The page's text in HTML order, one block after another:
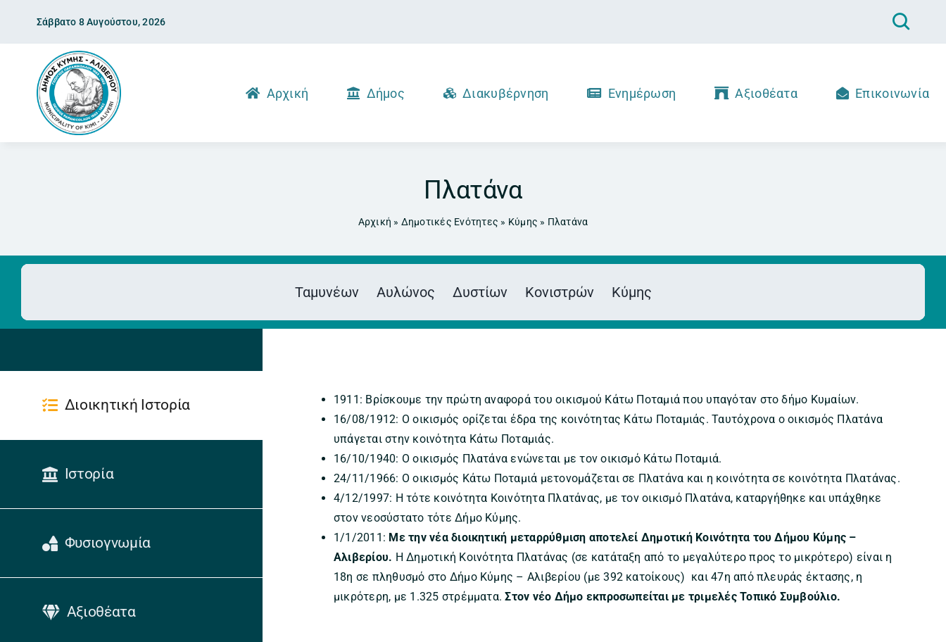
content
Σάββατο 8 Αυγούστου, 2026
Αρχική Δήμος Διακυβέρνηση Ενημέρωση Αξιοθέατα Επικοινωνία
Πλατάνα
Αρχική » Δημοτικές Ενότητες » Κύμης » Πλατάνα
Ταμυνέων Αυλώνος Δυστίων Κονιστρών Κύμης
Διοικητική Ιστορία
Ιστορία
Φυσιογνωμία
Αξιοθέατα
1911: Βρίσκουμε την πρώτη αναφορά του οικισμού Κάτω Ποταμιά που υπαγόταν στο δήμο Κυμαίων.
16/08/1912: Ο οικισμός ορίζεται έδρα της κοινότητας Κάτω Ποταμιάς. Ταυτόχρονα ο οικισμός Πλατάνα
υπάγεται στην κοινότητα Κάτω Ποταμιάς.
16/10/1940: Ο οικισμός Πλατάνα ενώνεται με τον οικισμό Κάτω Ποταμιά.
24/11/1966: Ο οικισμός Κάτω Ποταμιά μετονομάζεται σε Πλατάνα και η κοινότητα σε κοινότητα Πλατάνας.
4/12/1997: Η τότε κοινότητα Κοινότητα Πλατάνας, με τον οικισμό Πλατάνα, καταργήθηκε και υπάχθηκε
στον νεοσύστατο τότε Δήμο Κύμης.
1/1/2011: Με την νέα διοικητική μεταρρύθμιση αποτελεί Δημοτική Κοινότητα του Δήμου Κύμης –
Αλιβερίου. Η Δημοτική Κοινότητα Πλατάνας (σε κατάταξη από το μεγαλύτερο προς το μικρότερο) είναι η
18η σε πληθυσμό στο Δήμο Κύμης – Αλιβερίου (με 392 κατοίκους) και 47η από πλευράς έκτασης, η
μικρότερη, με 1.325 στρέμματα.Στον νέο Δήμο εκπροσωπείται με τριμελές Τοπικό Συμβούλιο.